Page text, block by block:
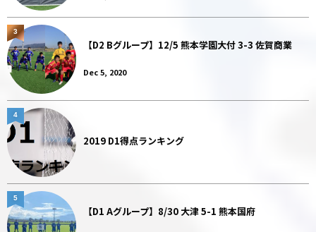
【D2 Bグループ】12/5 熊本学園大付 3-3 佐賀商業
Dec 5, 2020
3
2019 D1得点ランキング
4
【D1 Aグループ】8/30 大津 5-1 熊本国府
5